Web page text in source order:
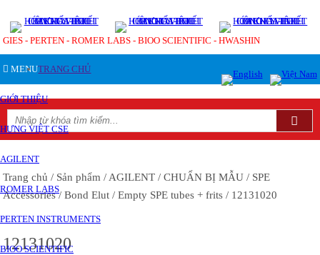
- PERTEN - ROMER LABS - BIOO SCIENTIFIC - HWASHIN
MENUTRANG CHỦ
GIỚI THIỆU
HƯNG VIỆT CSE
AGILENT
ROMER LABS
PERTEN INSTRUMENTS
BIOO SCIENTIFIC
Trang chủ / Sản phẩm / AGILENT / CHUẨN BỊ MẪU / SPE
Accessories/ Bond Elut / Empty SPE tubes + frits / 12131020
12131020